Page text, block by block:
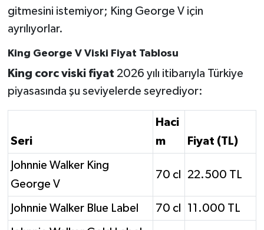
gitmesini istemiyor; King George V için
ayrılıyorlar.
King George V Viski Fiyat Tablosu
King corc viski fiyat 2026 yılı itibarıyla Türkiye
piyasasında şu seviyelerde seyrediyor:
Seri
Haci
m
Fiyat (TL)
Johnnie Walker King
George V
70 cl 22.500 TL
Johnnie Walker Blue Label 70 cl 11.000 TL